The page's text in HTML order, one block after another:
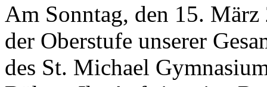
Am Sonntag, den 15.
der Oberstufe unserer
des St. Michael